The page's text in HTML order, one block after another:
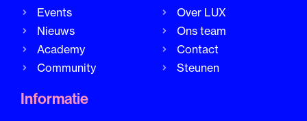
Events
Nieuws
Academy
Community
Over LUX
Ons team
Contact
Steunen
Informatie